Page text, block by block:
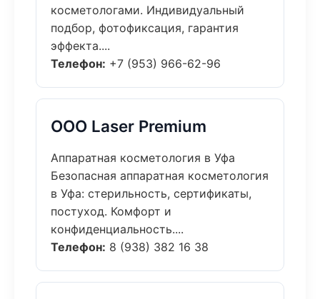
косметологами. Индивидуальный
подбор, фотофиксация, гарантия
эффекта....
Телефон: +7 (953) 966-62-96
ООО Laser Premium
Аппаратная косметология в Уфа
Безопасная аппаратная косметология
в Уфа: стерильность, сертификаты,
постуход. Комфорт и
конфиденциальность....
Телефон: 8 (938) 382 16 38